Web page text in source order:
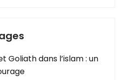
Goliath dans l’islam : un